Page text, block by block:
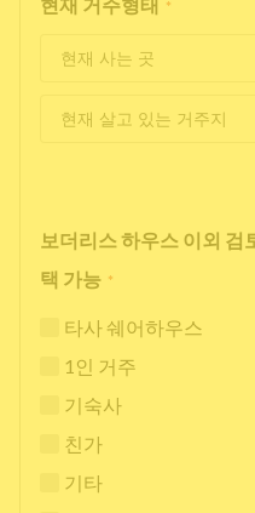
*
보더리스 하우스 이외 검
택 가능 *
타사 쉐어하우스
1인 거주
기숙사
친가
기타